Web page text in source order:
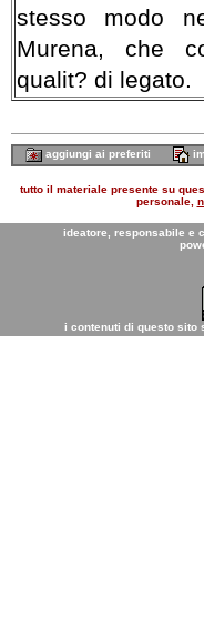
stesso modo
Murena, che
qualit? di legato.
aggiungi ai preferiti
tutto il materiale presente su
personale,
ideatore, responsabile e
i contenuti di questo sito